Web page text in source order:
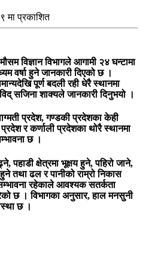
मा प्रकाशित
विज्ञान विभागले आगामी २४ घन्टामा
वर्षा हुने जानकारी दिएको छ ।
पूर्ण बदली रही धेरै स्थानमा
सजिना शाक्यले जानकारी दिनुभयो ।
प्रदेश, गण्डकी प्रदेशका केही
र कर्णाली प्रदेशका थोरै स्थानमा
छ ।
पहाडी क्षेत्रमा भूक्षय हुने, पहिरो जाने,
तथा ढल र पानीको राम्रो निकास
रहेकाले आवश्यक सतर्कता
छ । विभागका अनुसार, हाल मनसुनी
छ ।